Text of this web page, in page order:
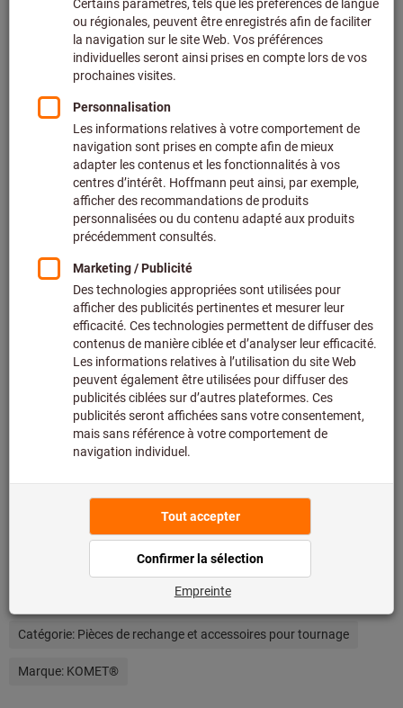
Ajouter au panier
Délai de livraison estimé : 2 à 3 semaines
Veuillez noter le délai de livraison et les conseils
limités:
chez le fabricant, car il ne fait pas partie de notre
assortiment principal et n’est donc pas en stock chez
nous.Infos
Ajouter à la liste de favoris Partager l’article
Détails du produit
Description
Autres critères de recherche et catégories
vis sans tête Type de filetage:
Catégorie: Pièces de rechange et accessoires pour tournage
Marque: KOMET®